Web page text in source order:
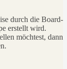
durch die Board-
erstellt wird.
möchtest, dann